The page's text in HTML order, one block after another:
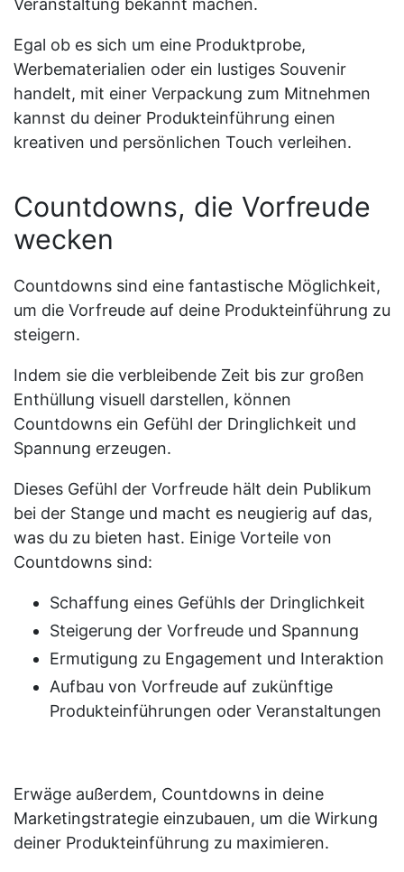
Veranstaltung bekannt machen.
Egal ob es sich um eine Produktprobe,
Werbematerialien oder ein lustiges Souvenir
handelt, mit einer Verpackung zum Mitnehmen
kannst du deiner Produkteinführung einen
kreativen und persönlichen Touch verleihen.
Countdowns, die Vorfreude
wecken
Countdowns sind eine fantastische Möglichkeit,
um die Vorfreude auf deine Produkteinführung zu
steigern.
Indem sie die verbleibende Zeit bis zur großen
Enthüllung visuell darstellen, können
Countdowns ein Gefühl der Dringlichkeit und
Spannung erzeugen.
Dieses Gefühl der Vorfreude hält dein Publikum
bei der Stange und macht es neugierig auf das,
was du zu bieten hast. Einige Vorteile von
Countdowns sind:
Schaffung eines Gefühls der Dringlichkeit
Steigerung der Vorfreude und Spannung
Ermutigung zu Engagement und Interaktion
Aufbau von Vorfreude auf zukünftige
Produkteinführungen oder Veranstaltungen
Erwäge außerdem, Countdowns in deine
Marketingstrategie einzubauen, um die Wirkung
deiner Produkteinführung zu maximieren.